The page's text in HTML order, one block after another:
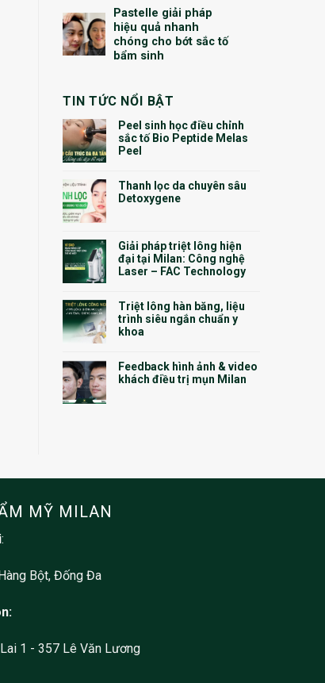
Pastelle giải pháp
hiệu quả nhanh
chóng cho bớt sắc tố
bẩm sinh
TIN TỨC NỔI BẬT
Peel sinh học điều chỉnh
sắc tố Bio Peptide Melas
Peel
Thanh lọc da chuyên sâu
Detoxygene
Giải pháp triệt lông hiện
đại tại Milan: Công nghệ
Laser – FAC Technology
Triệt lông hàn băng, liệu
trình siêu ngắn chuẩn y
khoa
Feedback hình ảnh & video
khách điều trị mụn Milan
MỸ MILAN
:
Bột, Đống Đa
1 - 357 Lê Văn Lương